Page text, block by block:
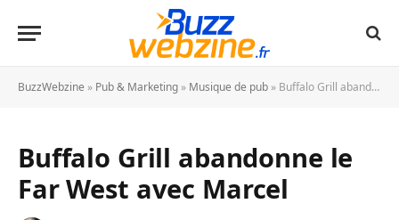
BuzzWebzine » Pub & Marketing » Musique de pub » Buffalo Grill abandonne le Far West avec Marcel
Buffalo Grill abandonne le
Far West avec Marcel